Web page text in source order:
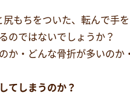
尻もちをついた、転んで手
のではないでしょうか？
か・どんな骨折が多いのか
てしまうのか？